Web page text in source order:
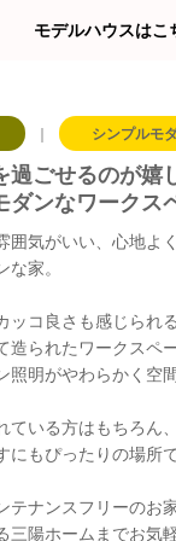
モデルハウスはこ
｜ シンプルモ
過ごせるのが嬉
ダンなワークス
囲気がいい、心地よ
家。
ッコ良さも感じられ
造られたワークスペ
照明がやわらかく空
いる方はもちろん、
にもぴったりの場所
テナンスフリーのお
三陽ホームまでお気